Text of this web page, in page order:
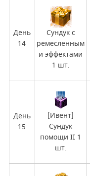
День
14
Сундук с
ремесленным
и эффектами
1 шт.
День
15
[Ивент]
Сундук
помощи II 1
шт.